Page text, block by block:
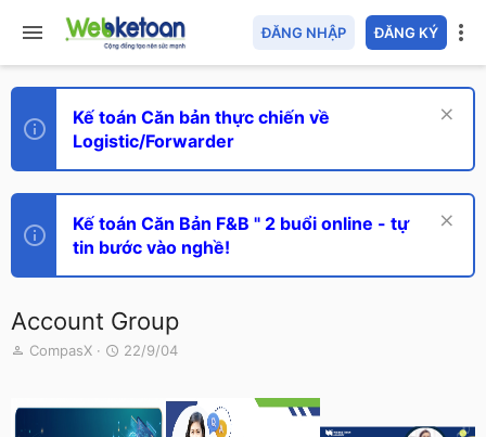
ĐĂNG NHẬP ĐĂNG KÝ
Kế toán Căn bản thực chiến về
Logistic/Forwarder
Kế toán Căn Bản F&B " 2 buổi online - tự
tin bước vào nghề!
Account Group
T
e
a
CompasX
N
y
g
22/9/04